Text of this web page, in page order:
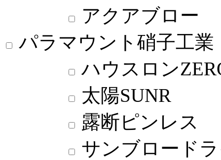
アクアブロー
パラマウント硝子工業
ハウスロン
太陽SUNR
露断ピンレス
サンブロード